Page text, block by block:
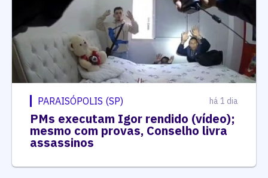
PARAISÓPOLIS (SP) há 1 dia
PMs executam Igor rendido (vídeo);
mesmo com provas, Conselho livra
assassinos